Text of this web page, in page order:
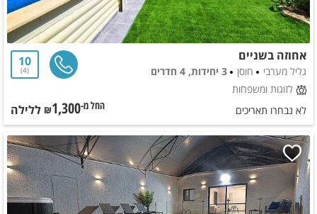
אחוזה בשניים
גליל מערבי חוסן
3 יחידות, 4 חדרים
לזוגות ומשפחות
10
4
לא נבחרו תאריכים החל מ-₪1,300 ללילה